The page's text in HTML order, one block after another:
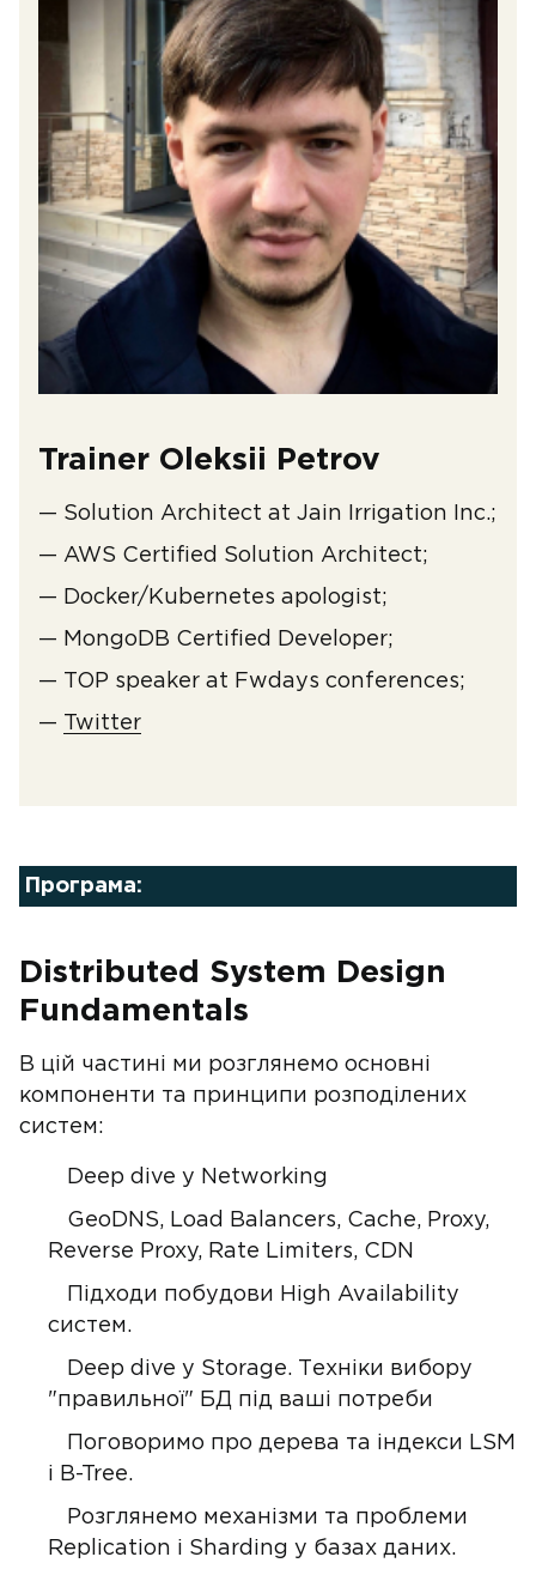
Trainer Oleksii Petrov
— Solution Architect at Jain Irrigation Inc.;
— AWS Certified Solution Architect;
— Docker/Kubernetes apologist;
— MongoDB Certified Developer;
— TOP speaker at Fwdays conferences;
— Twitter
Програма:
Distributed System Design
Fundamentals
В цій частині ми розглянемо основні
компоненти та принципи розподілених
систем:
Deep dive у Networking
GeoDNS, Load Balancers, Cache, Proxy,
Reverse Proxy, Rate Limiters, CDN
Підходи побудови High Availability
систем.
Deep dive у Storage. Техніки вибору
"правильної" БД під ваші потреби
Поговоримо про дерева та індекси LSM
і B-Tree.
Розглянемо механізми та проблеми
Replication і Sharding у базах даних.